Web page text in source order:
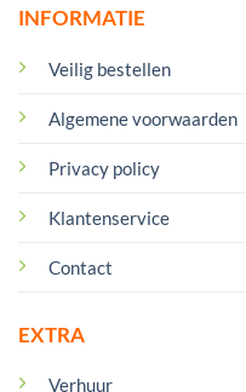
INFORMATIE
Veilig bestellen
Algemene voorwaarden
Privacy policy
Klantenservice
Contact
EXTRA
Verhuur